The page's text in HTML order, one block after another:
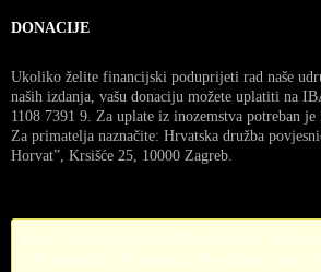
DONACIJE
Ukoliko želite financijski poduprijeti rad naše
naših izdanja, vašu donaciju možete uplatiti na
1108 7391 9. Za uplate iz inozemstva potreban
Za primatelja naznačite: Hrvatska družba
Horvat”, Krsišće 25, 10000 Zagreb.